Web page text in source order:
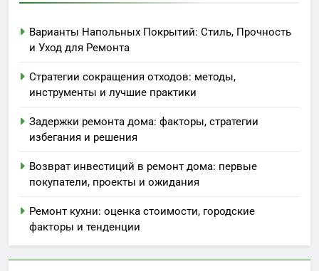
Варианты Напольных Покрытий: Стиль, Прочность
и Уход для Ремонта
Стратегии сокращения отходов: методы,
инструменты и лучшие практики
Задержки ремонта дома: факторы, стратегии
избегания и решения
Возврат инвестиций в ремонт дома: первые
покупатели, проекты и ожидания
Ремонт кухни: оценка стоимости, городские
факторы и тенденции